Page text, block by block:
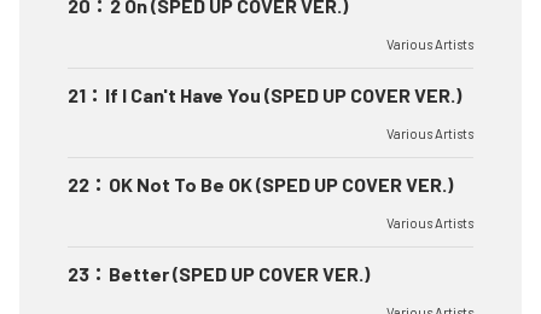
20 ： 2 On (SPED UP COVER VER.)
Various Artists
21 ： If I Can't Have You (SPED UP COVER VER.)
Various Artists
22 ： OK Not To Be OK (SPED UP COVER VER.)
Various Artists
23 ： Better (SPED UP COVER VER.)